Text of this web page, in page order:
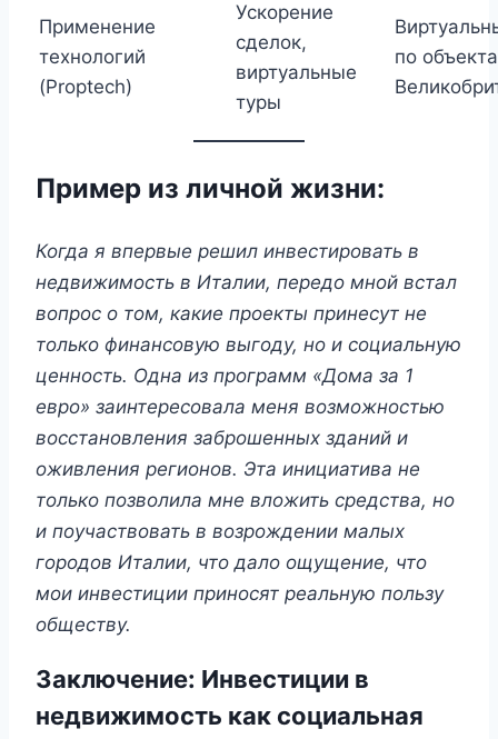
Применение
технологий
(Proptech)
Ускорение
сделок,
виртуальные
туры
по
Пример из личной жизни:
Когда я впервые решил инвестировать в
недвижимость в Италии, передо мной встал
вопрос о том, какие проекты принесут не
только финансовую выгоду, но и социальную
ценность. Одна из программ «Дома за 1
евро» заинтересовала меня возможностью
восстановления заброшенных зданий и
оживления регионов. Эта инициатива не
только позволила мне вложить средства, но
и поучаствовать в возрождении малых
городов Италии, что дало ощущение, что
мои инвестиции приносят реальную пользу
обществу.
Заключение: Инвестиции в
недвижимость как социальная